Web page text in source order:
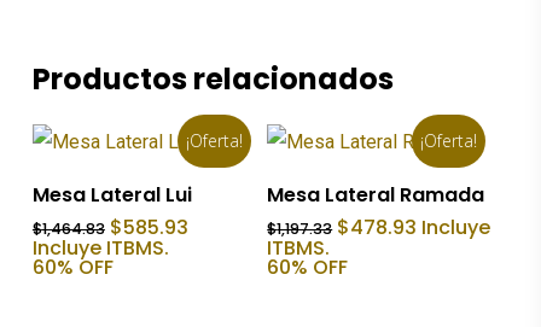
Productos relacionados
¡Oferta!
Añadir Al Carrito
Mesa Lateral Lui
$1,464.83 El
precio
original
$585.93El
Incluye ITBMS.
60% OFF
¡Oferta!
Añadir Al Carrito
Mesa Lateral Ramada
$1,197.33 El
original
$478.93 El
precio
Incluye
ITBMS.
60% OFF